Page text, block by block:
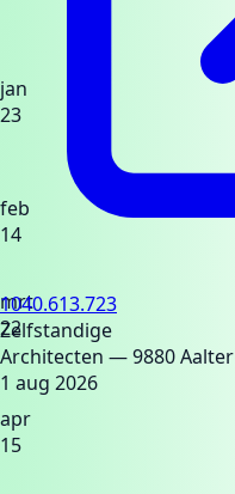
jan
23
feb
14
mrt
22
apr
15
1040.613.723
Zelfstandige
Architecten — 9880 Aalter
1 aug 2026